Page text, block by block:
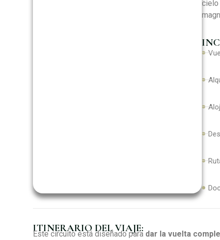
cielo
ITINERARIO DEL VIAJE:
Este circuito está diseñado para dar la vuelta